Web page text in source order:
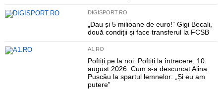
DIGISPORT.RO
„Dau și 5 milioane de euro!” Gigi Becali,
două condiții și face transferul la FCSB
A1.RO
Poftiți pe la noi: Poftiți la întrecere, 10
august 2026. Cum s-a descurcat Alina
Pușcău la spartul lemnelor: „Și eu am
putere”